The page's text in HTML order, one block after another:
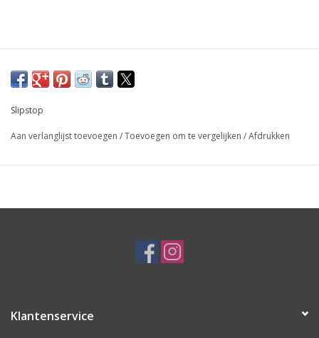
Slipstop
Aan verlanglijst toevoegen /Toevoegen om te vergelijken /Afdrukken
Klantenservice